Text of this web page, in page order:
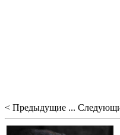
< Предыдущие ...